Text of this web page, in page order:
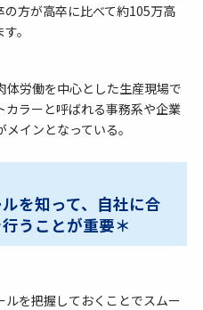
方が高卒に比べて約105万高
。
体労働を中心とした生産現場で
カラーと呼ばれる事務系や企業
インとなっている。
を知って、自社に合
うことが重要＊
を把握しておくことでスムー